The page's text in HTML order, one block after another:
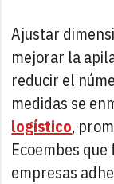
Ajustar
mejorar la
reducir el
medidas se
logístico,
Ecoembes
empresas